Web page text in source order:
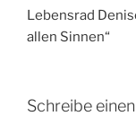
Lebensrad
allen Sinnen“
Schreibe